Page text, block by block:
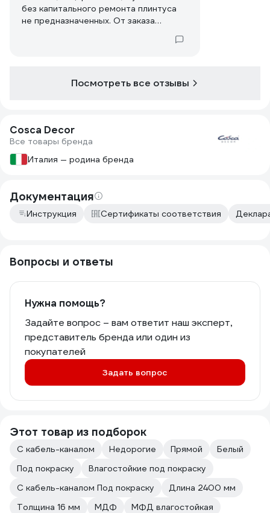
без капитального ремонта плинтуса
не предназначенных. От заказа
Посмотреть все отзывы
Cosca Decor
Все товары бренда
Италия — родина бренда
Документация
Инструкция Сертификаты соответствия
Вопросы и ответы
Нужна помощь?
Задайте вопрос – вам ответит наш эксперт,
представитель бренда или один из
покупателей
Задать вопрос
Этот товар из подборок
С кабель-каналом Недорогие Прямой
Белый
Под покраску
Влагостойкие под покраску
С кабель-каналом Под покраску
Длина 2400 мм
Толщина 16 мм
МДФ
МФД влагостойкая